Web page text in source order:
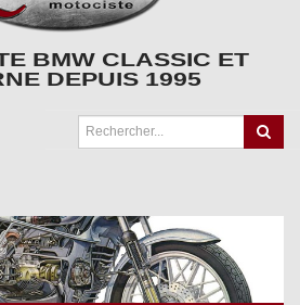
BMW CLASSIC ET
DEPUIS 1995